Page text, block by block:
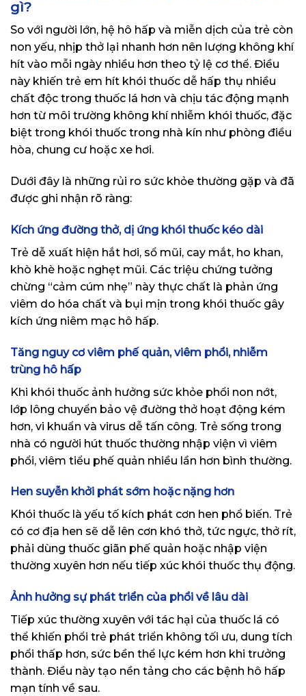
gì?
So với người lớn, hệ hô hấp và miễn dịch của trẻ còn
non yếu, nhịp thở lại nhanh hơn nên lượng không khí
hít vào mỗi ngày nhiều hơn theo tỷ lệ cơ thể. Điều
này khiến trẻ em hít khói thuốc dễ hấp thụ nhiều
chất độc trong thuốc lá hơn và chịu tác động mạnh
hơn từ môi trường không khí nhiễm khói thuốc, đặc
biệt trong khói thuốc trong nhà kín như phòng điều
hòa, chung cư hoặc xe hơi.
Dưới đây là những rủi ro sức khỏe thường gặp và đã
được ghi nhận rõ ràng:
Kích ứng đường thở, dị ứng khói thuốc kéo dài
Trẻ dễ xuất hiện hắt hơi, sổ mũi, cay mắt, ho khan,
khò khè hoặc nghẹt mũi. Các triệu chứng tưởng
chừng “cảm cúm nhẹ” này thực chất là phản ứng
viêm do hóa chất và bụi mịn trong khói thuốc gây
kích ứng niêm mạc hô hấp.
Tăng nguy cơ viêm phế quản, viêm phổi, nhiễm
trùng hô hấp
Khi khói thuốc ảnh hưởng sức khỏe phổi non nớt,
lớp lông chuyển bảo vệ đường thở hoạt động kém
hơn, vi khuẩn và virus dễ tấn công. Trẻ sống trong
nhà có người hút thuốc thường nhập viện vì viêm
phổi, viêm tiểu phế quản nhiều lần hơn bình thường.
Hen suyễn khởi phát sớm hoặc nặng hơn
Khói thuốc là yếu tố kích phát cơn hen phổ biến. Trẻ
có cơ địa hen sẽ dễ lên cơn khó thở, tức ngực, thở rít,
phải dùng thuốc giãn phế quản hoặc nhập viện
thường xuyên hơn nếu tiếp xúc khói thuốc thụ động.
Ảnh hưởng sự phát triển của phổi về lâu dài
Tiếp xúc thường xuyên với tác hại của thuốc lá có
thể khiến phổi trẻ phát triển không tối ưu, dung tích
phổi thấp hơn, sức bền thể lực kém hơn khi trưởng
thành. Điều này tạo nền tảng cho các bệnh hô hấp
mạn tính về sau.